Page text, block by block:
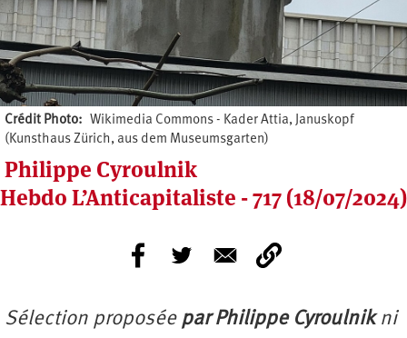
Crédit Photo
Wikimedia Commons - Kader Attia, Januskopf
(Kunsthaus Zürich, aus dem Museumsgarten)
Philippe Cyroulnik
Hebdo L’Anticapitaliste - 717 (18/07/2024)
Sélection proposée par Philippe Cyroulnikni